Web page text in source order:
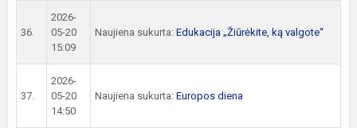
36.
2026-
05-20
15:09
Naujiena sukurta: Edukacija „Žiūrėkite, ką valgote“
37.
2026-
05-20
14:50
Naujiena sukurta: Europos diena